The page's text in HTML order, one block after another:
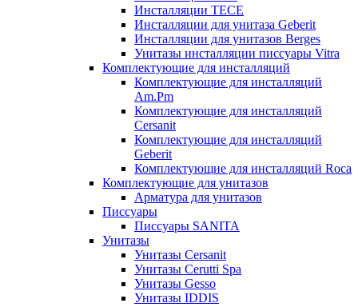
Инсталляции TECE
Инсталляции для унитаза Geberit
Инсталляции для унитазов Berges
Унитазы инсталляции писсуары Vitra
Комплектующие для инсталляций
Комплектующие для инсталляций
Am.Pm
Комплектующие для инсталляций
Cersanit
Комплектующие для инсталляций
Geberit
Комплектующие для инсталляций Roca
Комплектующие для унитазов
Арматура для унитазов
Писсуары
Писсуары SANITA
Унитазы
Унитазы Cersanit
Унитазы Cerutti Spa
Унитазы Gesso
Унитазы IDDIS